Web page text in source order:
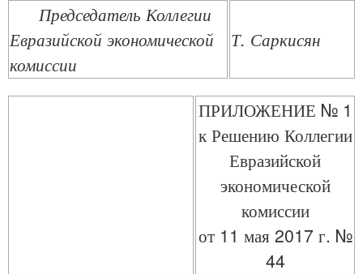
Председатель Коллегии
Евразийской экономической
комиссии
Т. Саркисян
ПРИЛОЖЕНИЕ № 1
к Решению Коллегии
Евразийской
экономической
комиссии
от 11 мая 2017 г. №
44